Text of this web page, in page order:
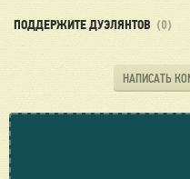
ПОДДЕРЖИТЕ ДУЭЛЯНТОВ (0)
НАПИСАТЬ